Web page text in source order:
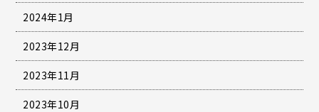
2024年1月
2023年12月
2023年11月
2023年10月